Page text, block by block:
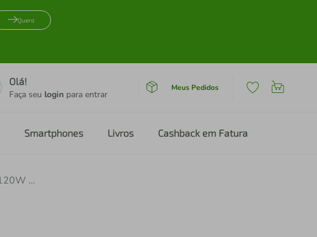
Quero
Olá!
Faça seu login para entrar
Meus Pedidos
Smartphones Livros Cashback em Fatura
Caixa de Som LG XBoom Stage301 Bluetooth 120W 12h Bateria Karaokê AI by will.i.am